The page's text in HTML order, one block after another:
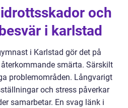
och
i karlstad
i Karlstad gör det på
smärta. Särskilt
problemområden. Långvarigt
och stress påverkar
samarbetar. En svag länk i